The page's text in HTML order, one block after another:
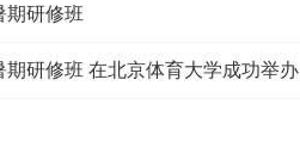
期研修班
研修班 在北京体育大学成功举办